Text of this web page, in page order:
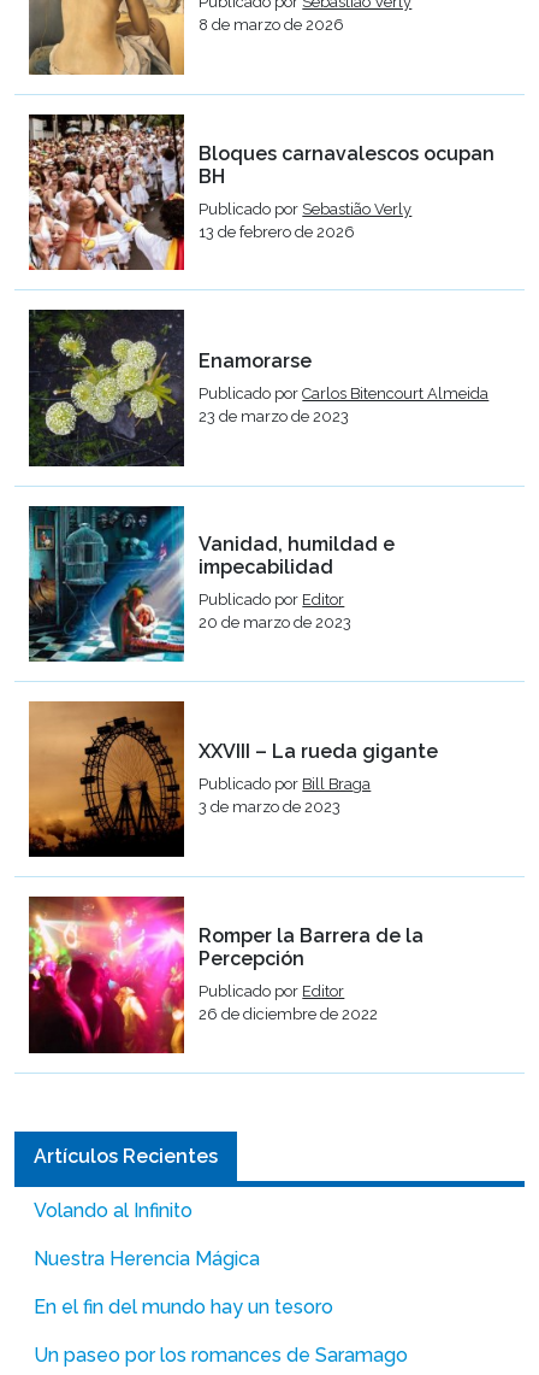
8 de marzo de 2026
Bloques carnavalescos ocupan
BH
Publicado por Sebastião Verly
13 de febrero de 2026
Enamorarse
Publicado porCarlos Bitencourt Almeida
23 de marzo de 2023
Vanidad, humildad e
impecabilidad
Publicado por Editor
20 de marzo de 2023
XXVIII – La rueda gigante
Publicado por Bill Braga
3 de marzo de 2023
Romper la Barrera de la
Percepción
Publicado por Editor
26 de diciembre de 2022
Artículos Recientes
Volando al Infinito
Nuestra Herencia Mágica
En el fin del mundo hay un tesoro
Un paseo por los romances de Saramago